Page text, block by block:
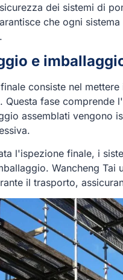
sicurezza dei sistemi di
che ogni
e
consiste nel
Questa fase
assemblati vengono
l'ispezione finale, i
Wancheng
il trasporto,